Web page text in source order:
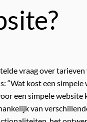
vraag over
“Wat kost een simpele
een simpele website
van